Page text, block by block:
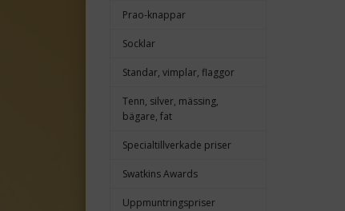
Prao-knappar
Socklar
Standar, vimplar, flaggor
Tenn, silver, mässing,
bägare, fat
Specialtillverkade priser
Swatkins Awards
Uppmuntringspriser